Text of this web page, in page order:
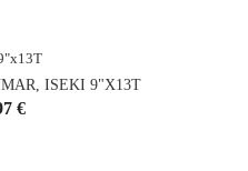
ISEKI 9"x13T
€